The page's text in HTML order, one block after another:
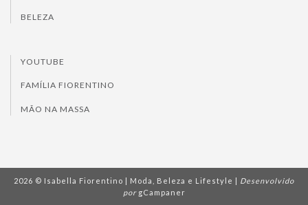
BELEZA
YOUTUBE
FAMÍLIA FIORENTINO
MÃO NA MASSA
2026 © Isabella Fiorentino | Moda, Beleza e Lifestyle | Desenvolvido
por gCampaner